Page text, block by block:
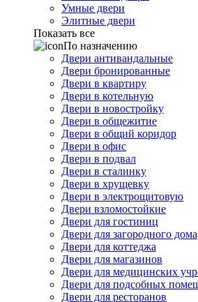
Умные двери
Элитные двери
Показать все
По назначению
Двери антивандальные
Двери бронированные
Двери в квартиру
Двери в котельную
Двери в новостройку
Двери в общежитие
Двери в общий коридор
Двери в офис
Двери в подвал
Двери в сталинку
Двери в хрущевку
Двери в электрощитовую
Двери взломостойкие
Двери для гостиниц
Двери для загородного дома
Двери для коттеджа
Двери для магазинов
Двери для медицинских
Двери для подсобных
Двери для ресторанов